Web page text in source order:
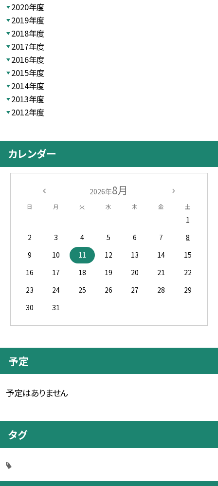
2020年度
2019年度
2018年度
2017年度
2016年度
2015年度
2014年度
2013年度
2012年度
カレンダー
2026年8月
日 月 火 水 木 金 土
1
2
3 4 5 6 7
8
9
10 11 12 13 14
15
16
17 18 19 20 21
22
23
24 25 26 27 28
29
30
31
予定
予定はありません
タグ